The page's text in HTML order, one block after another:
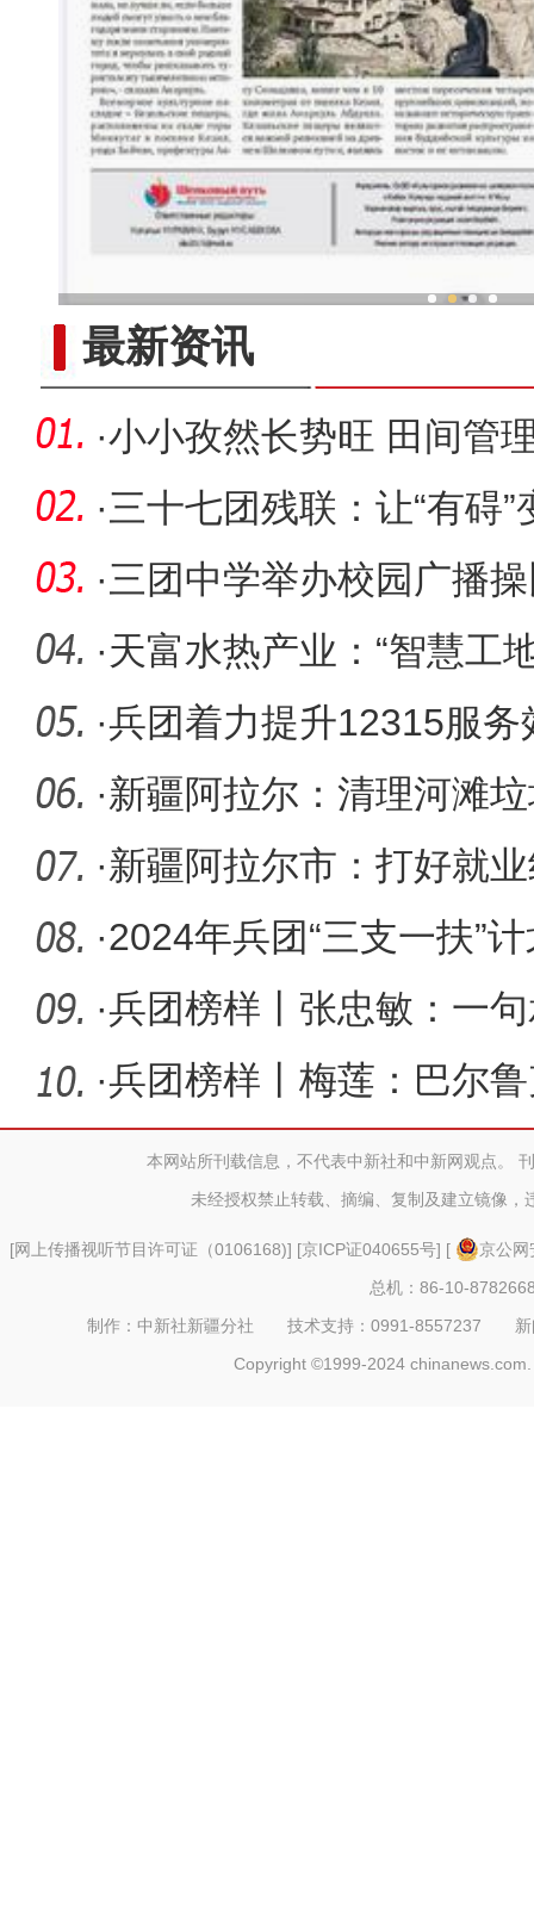
最新资讯
·小小孜然长势旺 田间管
·三十七团残联：让“有碍”
·三团中学举办校园广播
·天富水热产业：“智慧工
·兵团着力提升12315服
环境
·新疆阿拉尔：清理河滩
·新疆阿拉尔市：打好就
福感
·2024年兵团“三支一扶”
·兵团榜样丨张忠敏：一
·兵团榜样丨梅莲：巴尔
本网站所刊载信息，不代表中新社和中新网观点。
未经授权禁止转载、摘编、复制及建立镜像，
[网上传播视听节目许可证（0106168)] [京ICP证040655号] [
京公
总机：86-10-
制作：中新社新疆分社 技术支持：0991-8557237
Copyright ©1999-2024